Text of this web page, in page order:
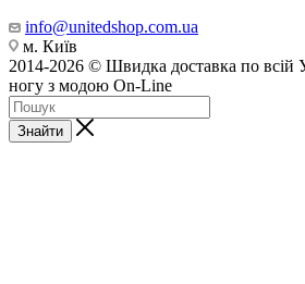
info@unitedshop.com.ua
м. Київ
2014-2026 © Швидка доставка по всій
ногу з модою On-Line
Знайти